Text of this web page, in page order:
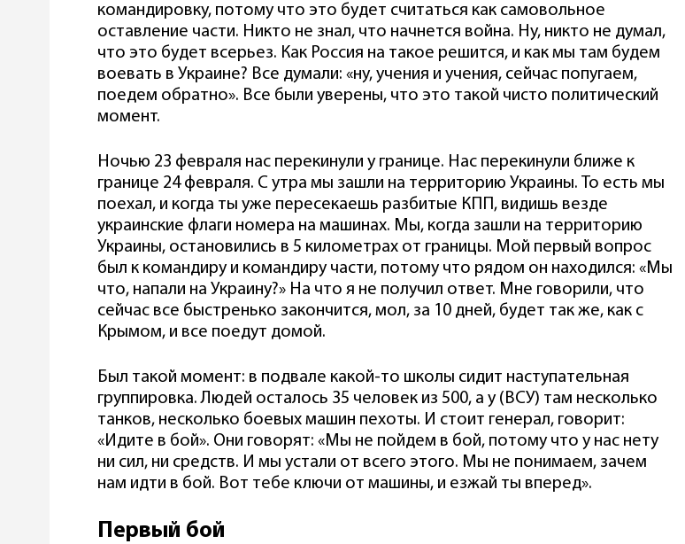
командировку, потому что это будет считаться как самовольное
оставление части. Никто не знал, что начнется война. Ну, никто не думал,
что это будет всерьез. Как Россия на такое решится, и как мы там будем
воевать в Украине? Все думали: «ну, учения и учения, сейчас попугаем,
поедем обратно». Все были уверены, что это такой чисто политический
момент.
Ночью 23 февраля нас перекинули у границе. Нас перекинули ближе к
границе 24 февраля. С утра мы зашли на территорию Украины. То есть мы
поехал, и когда ты уже пересекаешь разбитые КПП, видишь везде
украинские флаги номера на машинах. Мы, когда зашли на территорию
Украины, остановились в 5 километрах от границы. Мой первый вопрос
был к командиру и командиру части, потому что рядом он находился: «Мы
что, напали на Украину?» На что я не получил ответ. Мне говорили, что
сейчас все быстренько закончится, мол, за 10 дней, будет так же, как с
Крымом, и все поедут домой.
Был такой момент: в подвале какой-то школы сидит наступательная
группировка. Людей осталось 35 человек из 500, а у (ВСУ) там несколько
танков, несколько боевых машин пехоты. И стоит генерал, говорит:
«Идите в бой». Они говорят: «Мы не пойдем в бой, потому что у нас нету
ни сил, ни средств. И мы устали от всего этого. Мы не понимаем, зачем
нам идти в бой. Вот тебе ключи от машины, и езжай ты вперед».
Первый бой